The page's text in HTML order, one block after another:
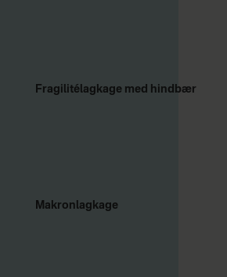
Fragilitélagkage med hindbær
Makronlagkage